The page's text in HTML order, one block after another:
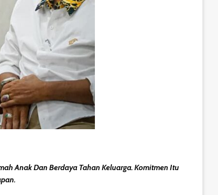
Anak Dan Berdaya Tahan Keluarga. Komitmen Itu